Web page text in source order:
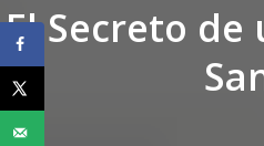
El Secreto de